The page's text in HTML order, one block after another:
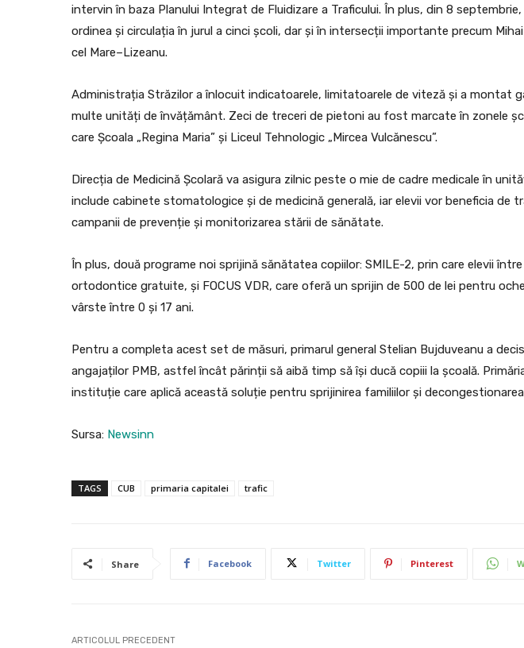
intervin în baza Planului Integrat de Fluidizare a Traficului. În plus, din 8
ordinea și circulația în jurul a cinci școli, dar și în intersecții importante precum
cel Mare–Lizeanu.
Administrația Străzilor a înlocuit indicatoarele, limitatoarele de viteză și a montat
multe unități de învățământ. Zeci de treceri de pietoni au fost marcate în zonele
care Școala „Regina Maria” și Liceul Tehnologic „Mircea Vulcănescu”.
Direcția de Medicină Școlară va asigura zilnic peste o mie de cadre medicale în
include cabinete stomatologice și de medicină generală, iar elevii vor beneficia de
campanii de prevenție și monitorizarea stării de sănătate.
În plus, două programe noi sprijină sănătatea copiilor: SMILE-2, prin care elevii
ortodontice gratuite, și FOCUS VDR, care oferă un sprijin de 500 de lei pentru
vârste între 0 și 17 ani.
Pentru a completa acest set de măsuri, primarul general Stelian Bujduveanu a
angajaților PMB, astfel încât părinții să aibă timp să își ducă copiii la școală.
instituție care aplică această soluție pentru sprijinirea familiilor și
Sursa: Newsinn
TAGS CUB primaria capitalei trafic
Share Facebook Twitter Pinterest
ARTICOLUL PRECEDENT